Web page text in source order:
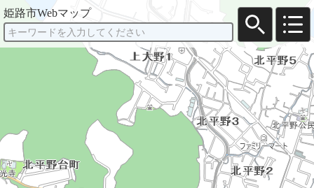
姫路市Webマップ